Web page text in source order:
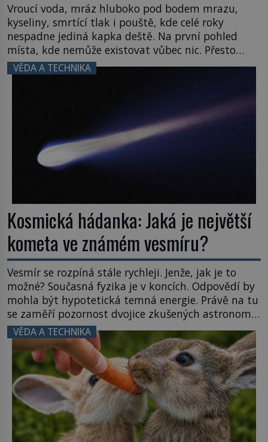
Vroucí voda, mráz hluboko pod bodem mrazu,
kyseliny, smrtící tlak i pouště, kde celé roky
nespadne jediná kapka deště. Na první pohled
místa, kde nemůže existovat vůbec nic. Přesto
právě tady vědci objevují organismy, které
posouvají hranice života. Každý nový nález mění
naše představy o tom, co všechno dokáže příroda a
napovídá, kde bychom jednou […]
VĚDA A TECHNIKA
Kosmická hádanka: Jaká je největší
kometa ve známém vesmíru?
Vesmír se rozpíná stále rychleji. Jenže, jak je to
možné? Současná fyzika je v koncích. Odpovědí by
mohla být hypotetická temná energie. Právě na tu
se zaměří pozornost dvojice zkušených astronomů.
Namísto ní ale objeví něco mnohem
hmatatelnějšího. Naprosto rekordní kometu!
Astronomové Pedro Bernardinelli a Gary Bernstein
mravenčí prací zkoumají archivní snímky v rámci
Průzkumu temné energie […]
VĚDA A TECHNIKA